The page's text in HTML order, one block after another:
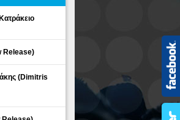
Release)
(Dimitris